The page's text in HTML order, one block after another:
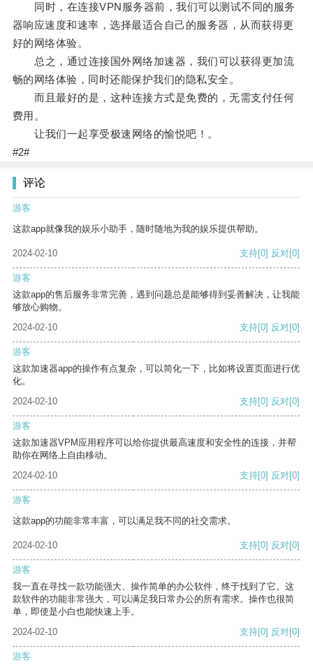
同时，在连接VPN服务器前，我们可以测试不同的服务
器响应速度和速率，选择最适合自己的服务器，从而获得更
好的网络体验。
总之，通过连接国外网络加速器，我们可以获得更加流
畅的网络体验，同时还能保护我们的隐私安全。
而且最好的是，这种连接方式是免费的，无需支付任何
费用。
让我们一起享受极速网络的愉悦吧！。
#2#
评论
游客
这款app就像我的娱乐小助手，随时随地为我的娱乐提供帮助。
2024-02-10 支持[0] 反对[0]
游客
这款app的售后服务非常完善，遇到问题总是能够得到妥善解决，让我能
够放心购物。
2024-02-10
支持[0] 反对[0]
游客
这款加速器app的操作有点复杂，可以简化一下，比如将设置页面进行优
化。
2024-02-10
支持[0] 反对[0]
游客
这款加速器VPM应用程序可以给你提供最高速度和安全性的连接，并帮
助你在网络上自由移动。
2024-02-10
支持[0] 反对[0]
游客
这款app的功能非常丰富，可以满足我不同的社交需求。
2024-02-10 支持[0] 反对[0]
游客
我一直在寻找一款功能强大、操作简单的办公软件，终于找到了它。这
款软件的功能非常强大，可以满足我日常办公的所有需求。操作也很简
单，即使是小白也能快速上手。
2024-02-10
支持[0] 反对[0]
游客